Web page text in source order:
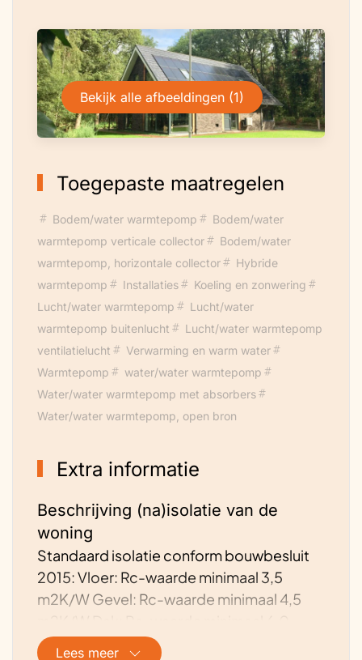
zelf gedaan.
Bekijk alle afbeeldingen (1)
Toegepaste maatregelen
Bodem/water warmtepomp
Bodem/water
warmtepomp verticale collector
Bodem/water
warmtepomp, horizontale collector
Hybride
warmtepomp
Installaties
Koeling en zonwering
Lucht/water warmtepomp
Lucht/water
warmtepomp buitenlucht
Lucht/water warmtepomp
ventilatielucht
Verwarming en warm water
Warmtepomp
water/water warmtepomp
Water/water warmtepomp met absorbers
Water/water warmtepomp, open bron
Extra informatie
Beschrijving (na)isolatie van de
woning
Standaard isolatie conform bouwbesluit
2015: Vloer: Rc-waarde minimaal 3,5
m2K/W Gevel: Rc-waarde minimaal 4,5
m2K/W
Lees meer